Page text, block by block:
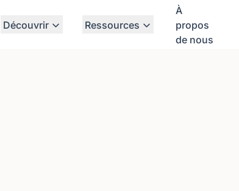
Découvrir Ressources
À
propos
de nous